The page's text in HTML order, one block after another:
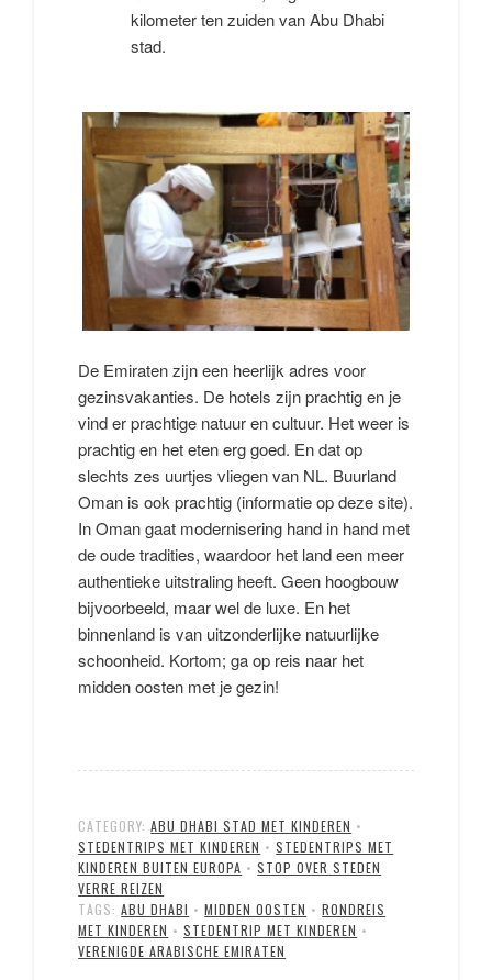
kilometer ten zuiden van Abu Dhabi
stad.
De Emiraten zijn een heerlijk adres voor
gezinsvakanties. De hotels zijn prachtig en je
vind er prachtige natuur en cultuur. Het weer is
prachtig en het eten erg goed. En dat op
slechts zes uurtjes vliegen van NL. Buurland
Oman is ook prachtig (informatie op deze site).
In Oman gaat modernisering hand in hand met
de oude tradities, waardoor het land een meer
authentieke uitstraling heeft. Geen hoogbouw
bijvoorbeeld, maar wel de luxe. En het
binnenland is van uitzonderlijke natuurlijke
schoonheid. Kortom; ga op reis naar het
midden oosten met je gezin!
CATEGORY:ABU DHABI STAD MET KINDEREN •
STEDENTRIPS MET KINDEREN •STEDENTRIPS MET
KINDEREN BUITEN EUROPA •STOP OVER STEDEN
VERRE REIZEN
TAGS:ABU DHABI •MIDDEN OOSTEN •RONDREIS
MET KINDEREN •STEDENTRIP MET KINDEREN •
VERENIGDE ARABISCHE EMIRATEN